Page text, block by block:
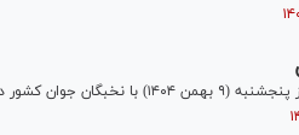
دیدار و گفت‌و‌گو کرد.